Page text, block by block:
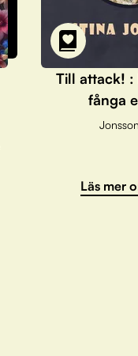
Till attack! :
fånga
Läs mer